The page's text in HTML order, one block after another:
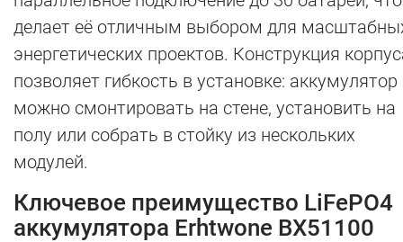
делает её отличным выбором для
энергетических проектов. Конструкция
позволяет гибкость в установке: аккумулятор
можно смонтировать на стене, установить на
полу или собрать в стойку из нескольких
модулей.
Ключевое преимущество LiFePO4
аккумулятора Erhtwone BX51100